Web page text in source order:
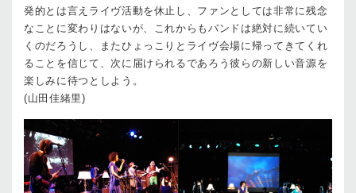
発的とは言えライヴ活動を休止し、ファンとしては非常に残念
なことに変わりはないが、これからもバンドは絶対に続いてい
くのだろうし、またひょっこりとライヴ会場に帰ってきてくれ
ることを信じて、次に届けられるであろう彼らの新しい音源を
楽しみに待つとしよう。
(山田佳緒里)